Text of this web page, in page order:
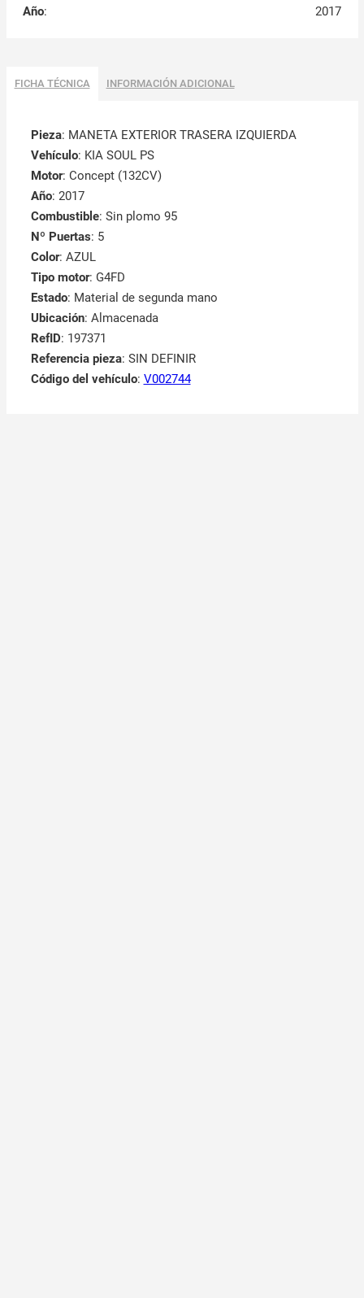
Año: 2017
FICHA TÉCNICA INFORMACIÓN ADICIONAL
Pieza: MANETA EXTERIOR TRASERA IZQUIERDA
Vehículo: KIA SOUL PS
Motor: Concept (132CV)
Año: 2017
Combustible: Sin plomo 95
Nº Puertas: 5
Color: AZUL
Tipo motor: G4FD
Estado: Material de segunda mano
Ubicación: Almacenada
RefID: 197371
Referencia pieza: SIN DEFINIR
Código del vehículo: V002744